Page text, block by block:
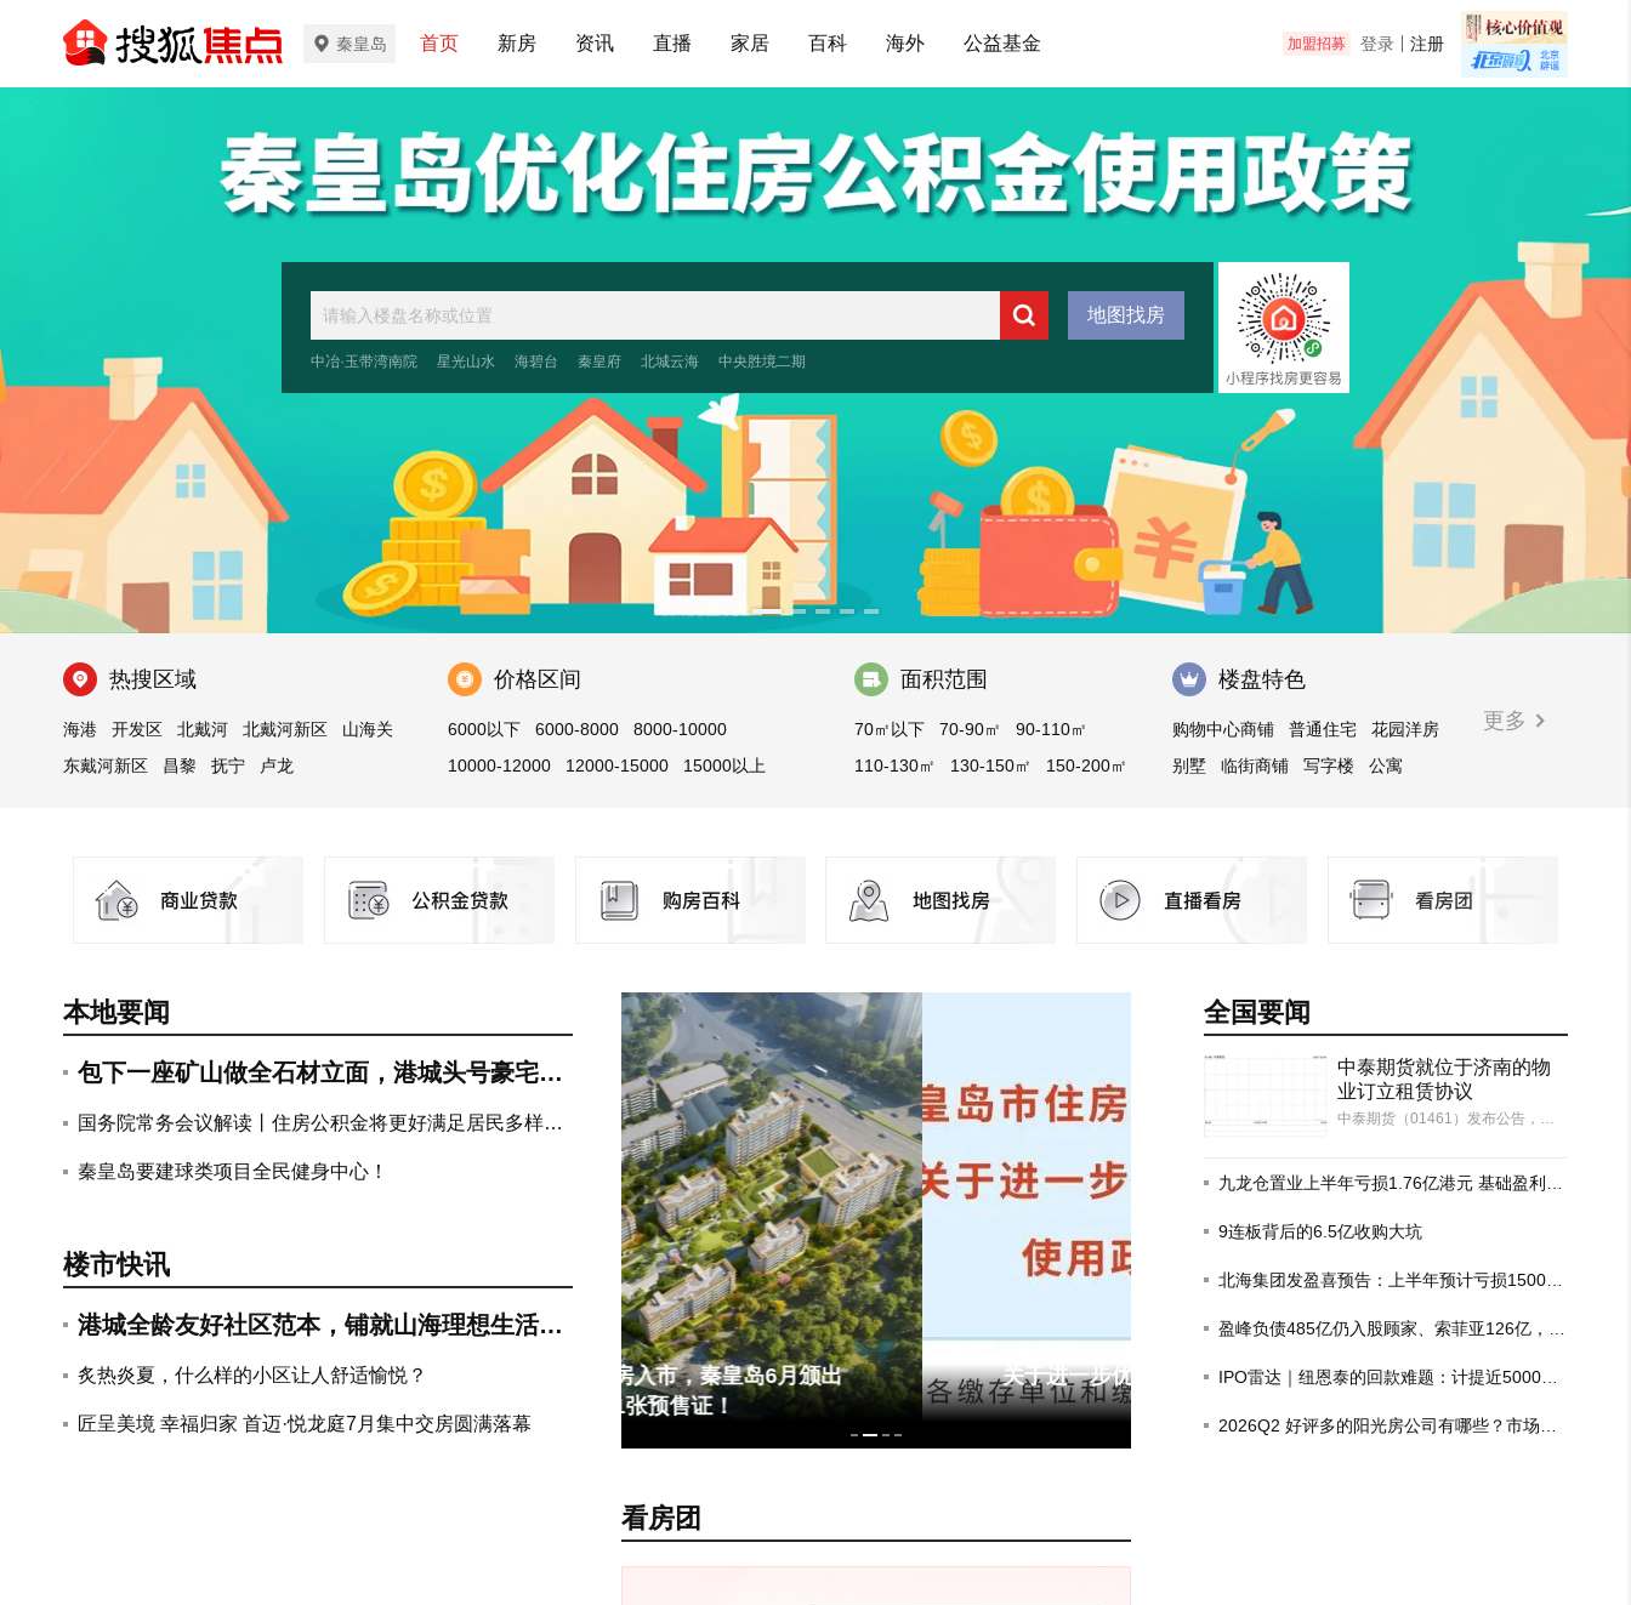
秦皇岛 首页 新房 资讯 直播 家居 百科 海外 公益基金 加盟招募 登录 注册
地图找房
中冶·玉带湾南院 星光山水 海碧台 秦皇府 北城云海 中央胜境二期
热搜区域
海港 开发区 北戴河 北戴河新区
山海关
东戴河新区
昌黎 抚宁
卢龙
价格区间
6000以下 6000-8000
8000-10000
10000-12000
12000-15000 15000以上
面积范围
70㎡以下 70-90㎡
90-110㎡
110-130㎡
130-150㎡
150-200㎡
楼盘特色
购物中心商铺 普通住宅
花园洋房
别墅
临街商铺 写字楼 公寓
更多
本地要闻
包下一座矿山做全石材立面，港城头号豪宅还
藏着多少秘密？
国务院常务会议解读丨住房公积金将更好满足居民多样化
秦皇岛要建球类项目全民健身中心！
楼市快讯
港城全龄友好社区范本，铺就山海理想生活长
炙热炎夏，什么样的小区让人舒适愉悦？
匠呈美境 幸福归家 首迈·悦龙庭7月集中交房圆满落幕
秦皇岛惊现600㎡超级豪宅，一层一
约6.6万㎡新房入市，秦皇岛6月颁出
关于进一步优化住房公积金使用政策
的通知
秦皇岛7月房价地图公布，多个高端楼
全国要闻
中泰期货就位于济南的物
业订立租赁协议
中泰期货（01461）发布公告，于2
汇融资本（作为承租人）分别与齐
鲁中泰物业（作为出租人）订立租
由2026年10月…
九龙仓置业上半年亏损1.76亿港元 基础盈利增
9连板背后的6.5亿收购大坑
北海集团发盈喜预告：上半年预计亏损1500
盈峰负债485亿仍入股顾家、索菲亚126亿，这
IPO雷达｜纽恩泰的回款难题：计提近5000万
2026Q2 好评多的阳光房公司有哪些？市场现
看房团